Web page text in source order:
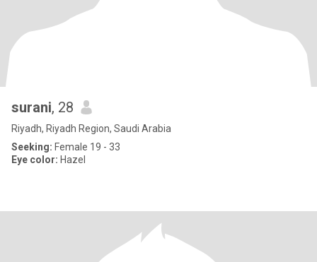
surani, 28
Riyadh, Riyadh Region, Saudi Arabia
Seeking: Female 19 - 33
Eye color: Hazel